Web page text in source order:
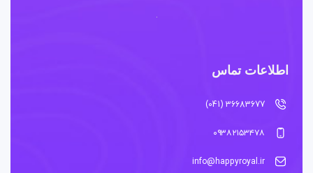
اطلاعات تماس
36683677 (041)
۰۹۳۸۲۱۵۳۴۷۸
info@happyroyal.ir